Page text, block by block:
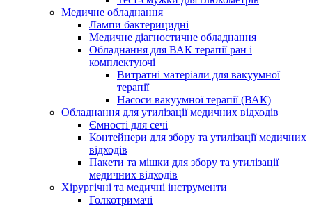
Медичне обладнання
Лампи бактерицидні
Медичне діагностичне обладнання
Обладнання для ВАК терапії ран і
комплектуючі
Витратні матеріали для вакуумної
терапії
Насоси вакуумної терапії (ВАК)
Обладнання для утилізації медичних відходів
Ємності для сечі
Контейнери для збору та утилізації медичних
відходів
Пакети та мішки для збору та утилізації
медичних відходів
Хірургічні та медичні інструменти
Голкотримачі